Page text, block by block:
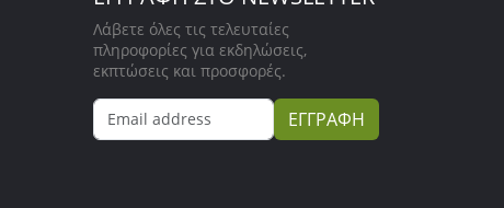
Λάβετε όλες τις τελευταίες
πληροφορίες για εκδηλώσεις,
εκπτώσεις και προσφορές.
ΕΓΓΡΑΦΗ